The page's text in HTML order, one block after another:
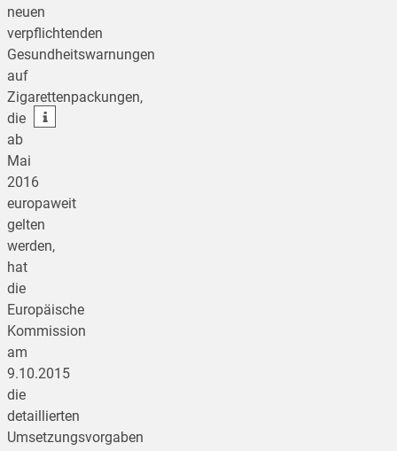
neuen
verpflichtenden
Gesundheitswarnungen
auf
Zigarettenpackungen,
die
ab
Mai
2016
europaweit
gelten
werden,
hat
die
Europäische
Kommission
am
9.10.2015
die
detaillierten
Umsetzungsvorgaben
teilen
teilen